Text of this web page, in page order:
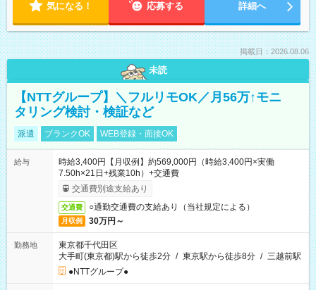
気になる！ 応募する 詳細へ
掲載日：2026.08.06
未読
【NTTグループ】＼フルリモOK／月56万↑モニ
タリング検討・検証など
派遣 ブランクOK WEB登録・面接OK
給与
時給3,400円【月収例】約569,000円（時給3,400円×実働
7.50h×21日+残業10h）+交通費
交通費別途支給あり
交通費 ○通勤交通費の支給あり（当社規定による）
月収例 30万円～
勤務地
東京都千代田区
大手町(東京都)駅から徒歩2分 / 東京駅から徒歩8分 / 三越前駅
●NTTグループ●